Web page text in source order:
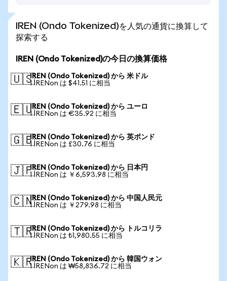
IREN (Ondo Tokenized)を人気の通貨に換算して
探索する
IREN (Ondo Tokenized)の今日の換算価格
🇺🇸IREN (Ondo Tokenized) から 米ドル
1 IRENon は $41.51 に相当
🇪🇺IREN (Ondo Tokenized) から ユーロ
1 IRENon は €35.92 に相当
🇬🇧IREN (Ondo Tokenized) から 英ポンド
1 IRENon は £30.76 に相当
🇯🇵IREN (Ondo Tokenized) から 日本円
1 IRENon は ￥6,593.98 に相当
🇨🇳IREN (Ondo Tokenized) から 中国人民元
1 IRENon は ￥279.98 に相当
🇹🇷IREN (Ondo Tokenized) から トルコリラ
1 IRENon は ₺1,980.55 に相当
🇰🇷IREN (Ondo Tokenized) から 韓国ウォン
1 IRENon は ₩58,836.72 に相当